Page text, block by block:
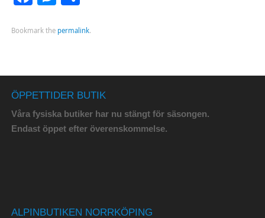
Bookmark the permalink.
ÖPPETTIDER BUTIK
Våra fysiska butiker har nu stängt för säsongen.
Endast öppet efter överenskommelse.
ALPINBUTIKEN NORRKÖPING